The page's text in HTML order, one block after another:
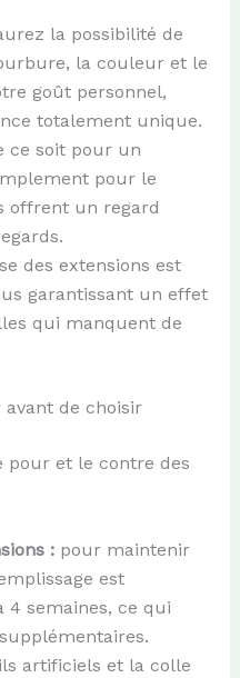
la possibilité de
la couleur et le
goût personnel,
totalement unique.
ce soit pour un
pour le
offrent un regard
des extensions est
garantissant un effet
qui manquent de
avant de choisir
pour et le contre des
:pour maintenir
est
4 semaines, ce qui
artificiels et la colle